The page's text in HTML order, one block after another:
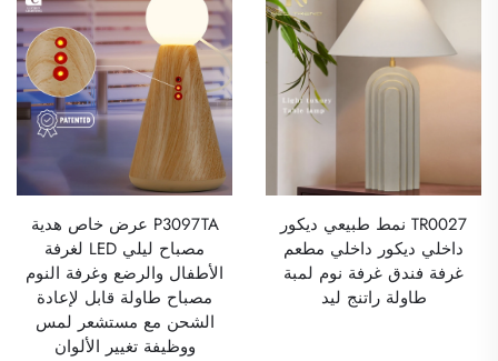
TR0027 نمط طبيعي ديكور
داخلي ديكور داخلي مطعم
غرفة فندق غرفة نوم لمبة
طاولة راتنج ليد
P3097TA عرض خاص هدية
مصباح ليلي LED لغرفة
الأطفال والرضع وغرفة النوم
مصباح طاولة قابل لإعادة
الشحن مع مستشعر لمس
ووظيفة تغيير الألوان